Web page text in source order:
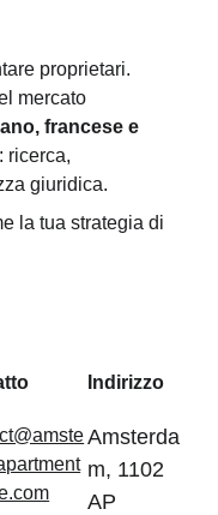
proprietari.
mercato
francese e
ricerca,
giuridica.
la tua strategia di
Amsterda
m, 1102
AP
Indirizzo